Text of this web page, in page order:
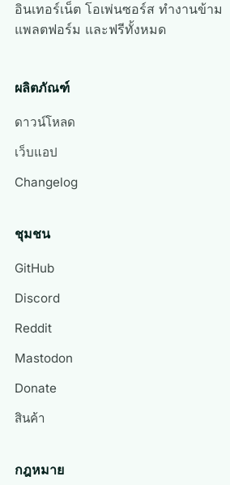
อินเทอร์เน็ต โอเพ่นซอร์ส ทำงานข้าม
แพลตฟอร์ม และฟรีทั้งหมด
ผลิตภัณฑ์
ดาวน์โหลด
เว็บแอป
Changelog
ชุมชน
GitHub
Discord
Reddit
Mastodon
Donate
สินค้า
กฎหมาย